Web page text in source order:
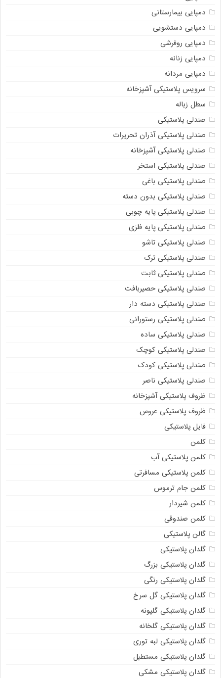
دمپایی بیمارستانی
دمپایی دستشویی
دمپایی روفرشی
دمپایی زنانه
دمپایی مردانه
سرویس پلاستیکی آشپزخانه
سطل زباله
صندلی پلاستیکی
صندلی پلاستیکی آذران تحریرات
صندلی پلاستیکی آشپزخانه
صندلی پلاستیکی استخر
صندلی پلاستیکی باغی
صندلی پلاستیکی بدون دسته
صندلی پلاستیکی پایه چوبی
صندلی پلاستیکی پایه فلزی
صندلی پلاستیکی تاشو
صندلی پلاستیکی ترک
صندلی پلاستیکی ثابت
صندلی پلاستیکی حصیربافت
صندلی پلاستیکی دسته دار
صندلی پلاستیکی رستورانی
صندلی پلاستیکی ساده
صندلی پلاستیکی کوچک
صندلی پلاستیکی کودک
صندلی پلاستیکی ناصر
ظروف پلاستیکی آشپزخانه
ظروف پلاستیکی عروس
فایل پلاستیکی
کلمن
کلمن پلاستیکی آب
کلمن پلاستیکی مسافرتی
کلمن جام ترموس
کلمن شیردار
کلمن صندوقی
گالن پلاستیکی
گلدان پلاستیکی
گلدان پلاستیکی بزرگ
گلدان پلاستیکی رنگی
گلدان پلاستیکی گل سرخ
گلدان پلاستیکی گلپونه
گلدان پلاستیکی گلخانه
گلدان پلاستیکی لبه توری
گلدان پلاستیکی مستطیل
گلدان پلاستیکی مشکی